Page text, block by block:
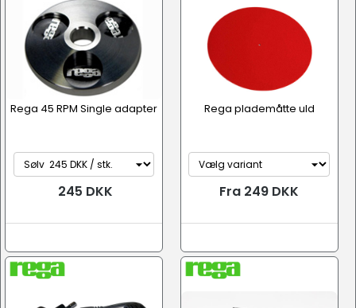
Rega 45 RPM Single adapter
245 DKK
Rega plademåtte uld
Fra 249 DKK